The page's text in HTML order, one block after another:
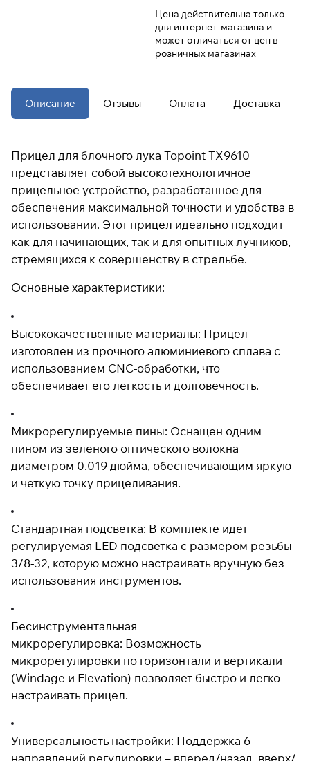
Цена действительна только
для интернет-магазина и
может отличаться от цен в
розничных магазинах
Описание Отзывы Оплата Доставка
Прицел для блочного лука Topoint TX9610
представляет собой высокотехнологичное
прицельное устройство, разработанное для
обеспечения максимальной точности и удобства в
использовании. Этот прицел идеально подходит
как для начинающих, так и для опытных лучников,
стремящихся к совершенству в стрельбе.
Основные характеристики:
Высококачественные материалы: Прицел
изготовлен из прочного алюминиевого сплава с
использованием CNC-обработки, что
обеспечивает его легкость и долговечность.
Микрорегулируемые пины: Оснащен одним
пином из зеленого оптического волокна
диаметром 0.019 дюйма, обеспечивающим яркую
и четкую точку прицеливания.
Стандартная подсветка: В комплекте идет
регулируемая LED подсветка с размером резьбы
3/8-32, которую можно настраивать вручную без
использования инструментов.
Бесинструментальная
микрорегулировка: Возможность
микрорегулировки по горизонтали и вертикали
(Windage и Elevation) позволяет быстро и легко
настраивать прицел.
Универсальность настройки: Поддержка 6
направлений регулировки – вперед/назад, вверх/
% будут
с вашей карты
каждые 2 недели
* При оплате черезПЛАЙТ
скидки по купонам не
Подробнее
об оплате Плайтом
раз в 2 недели
Остались вопросы?
8 800 302-02-51